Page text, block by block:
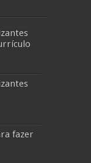
fazer